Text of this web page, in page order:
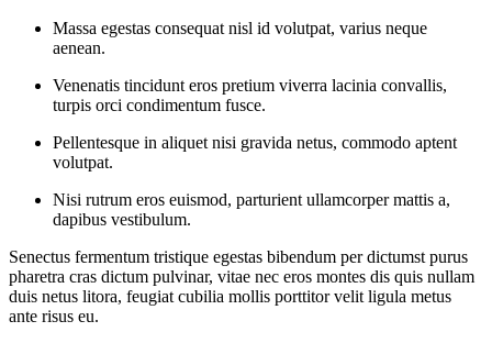
Massa egestas consequat nisl id volutpat, varius neque
aenean.
Venenatis tincidunt eros pretium viverra lacinia convallis,
turpis orci condimentum fusce.
Pellentesque in aliquet nisi gravida netus, commodo aptent
volutpat.
Nisi rutrum eros euismod, parturient ullamcorper mattis a,
dapibus vestibulum.
Senectus fermentum tristique egestas bibendum per dictumst purus
pharetra cras dictum pulvinar, vitae nec eros montes dis quis nullam
duis netus litora, feugiat cubilia mollis porttitor velit ligula metus
ante risus eu.